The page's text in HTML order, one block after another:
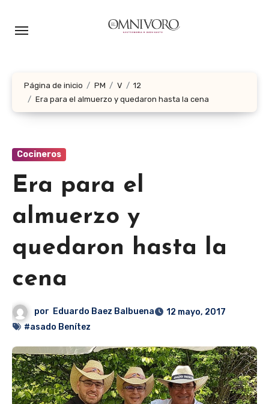
Página de inicio PM V
12
Era para el almuerzo y quedaron hasta la cena
Cocineros
Era para el
almuerzo y
quedaron hasta la
cena
por Eduardo Baez Balbuena
12 mayo, 2017
#asado Benítez